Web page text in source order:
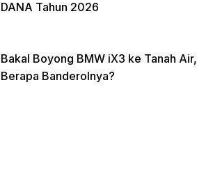
DANA Tahun 2026
Bakal Boyong BMW iX3 ke Tanah Air,
Berapa Banderolnya?